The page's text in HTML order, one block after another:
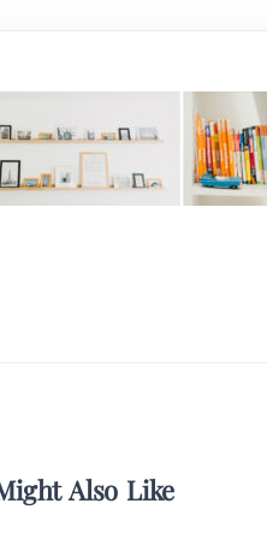
Also Like